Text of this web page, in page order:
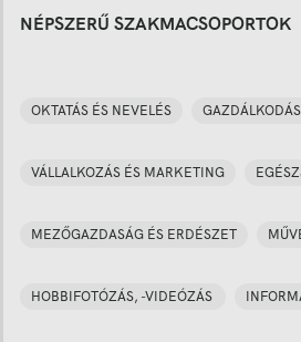
NÉPSZERŰ SZAKMACSOPORTOK
OKTATÁS ÉS NEVELÉS
VÁLLALKOZÁS ÉS MARKETING
MEZŐGAZDASÁG ÉS ERDÉSZET
HOBBIFOTÓZÁS, -VIDEÓZÁS